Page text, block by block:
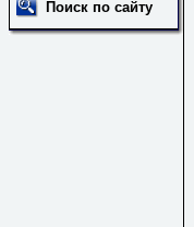
Поиск по сайту